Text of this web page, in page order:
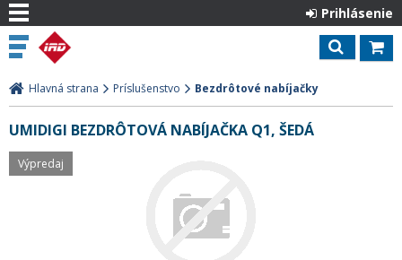
Prihlásenie
Hlavná strana Príslušenstvo Bezdrôtové nabíjačky
UMIDIGI BEZDRÔTOVÁ NABÍJAČKA Q1, ŠEDÁ
Výpredaj